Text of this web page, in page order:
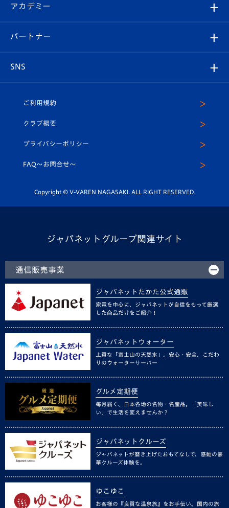
イベント
メディア
ホームタウン
スタッフプロフィール
マスコット紹介
平和祈念活動
ホームタウン活動
ヴィヴィくんの長崎おもてなしガイド
スタジアムグルメ
V-LOVERS（ファンクラブ）
プレイヤーズスイート
オンラインショップ
店舗情報
アカデミー
育成からのお知らせ
U-18
スクール
パートナー
SNS
ヴィヴィくんインスタグラム
公式LINE＠
ご利用規約
クラブ概要
プライバシーポリシー
FAQ〜お問合せ〜
Copyright © V-VAREN NAGASAKI. ALL RIGHT RESERVED.
ジャパネットグループ関連サイト
通信販売事業
ジャパネットたかた公式通販
家電を中心に、ジャパネットが自信をもって厳選
した商品だけをご紹介！
ジャパネットウォーター
上質な「富士山の天然水」。安心・安全、こだわ
りのウォーターサーバー
グルメ定期便
毎月届く、日本各地の名物・名産品。「美味し
い」で生活を変えませんか？
ジャパネットクルーズ
ジャパネットが磨き上げたおもてなしで、感動の豪
華クルーズ体験を。
ゆこゆこ
お客様の『良質な温泉旅』をお手伝い。国内の旅